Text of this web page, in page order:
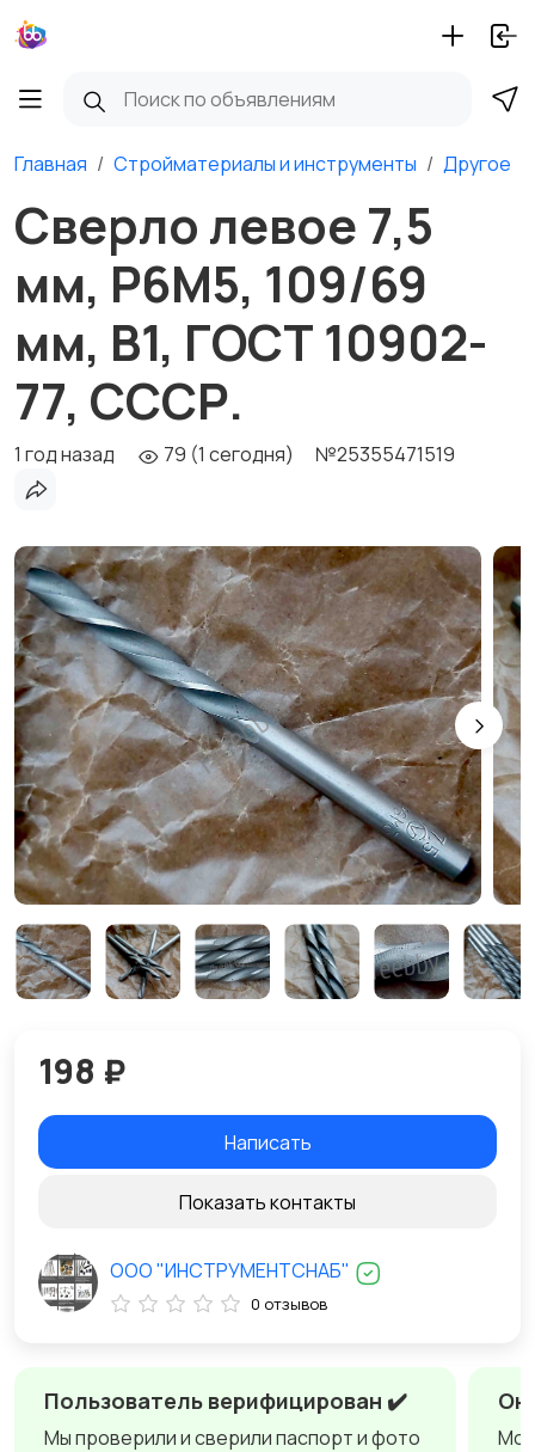
Главная Стройматериалы и инструменты Другое
Сверло левое 7,5
мм, Р6М5, 109/69
мм, В1, ГОСТ 10902-
77, СССР.
1 год назад 79 (1 сегодня) №25355471519
Пользователь верифицирован ✔️
Мы проверили и сверили паспорт и фото
198 ₽
Написать
Показать контакты
ООО "ИНСТРУМЕНТСНАБ"
0 отзывов